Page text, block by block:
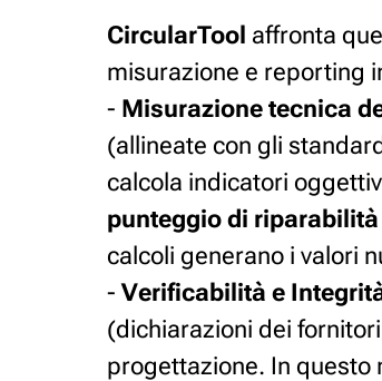
CircularTool affronta
misurazione e reporting
- Misurazione tecnica
(allineate con gli
calcola indicatori
punteggio di riparabilità
calcoli generano i valori
-Verificabilità e
(dichiarazioni dei
progettazione. In questo